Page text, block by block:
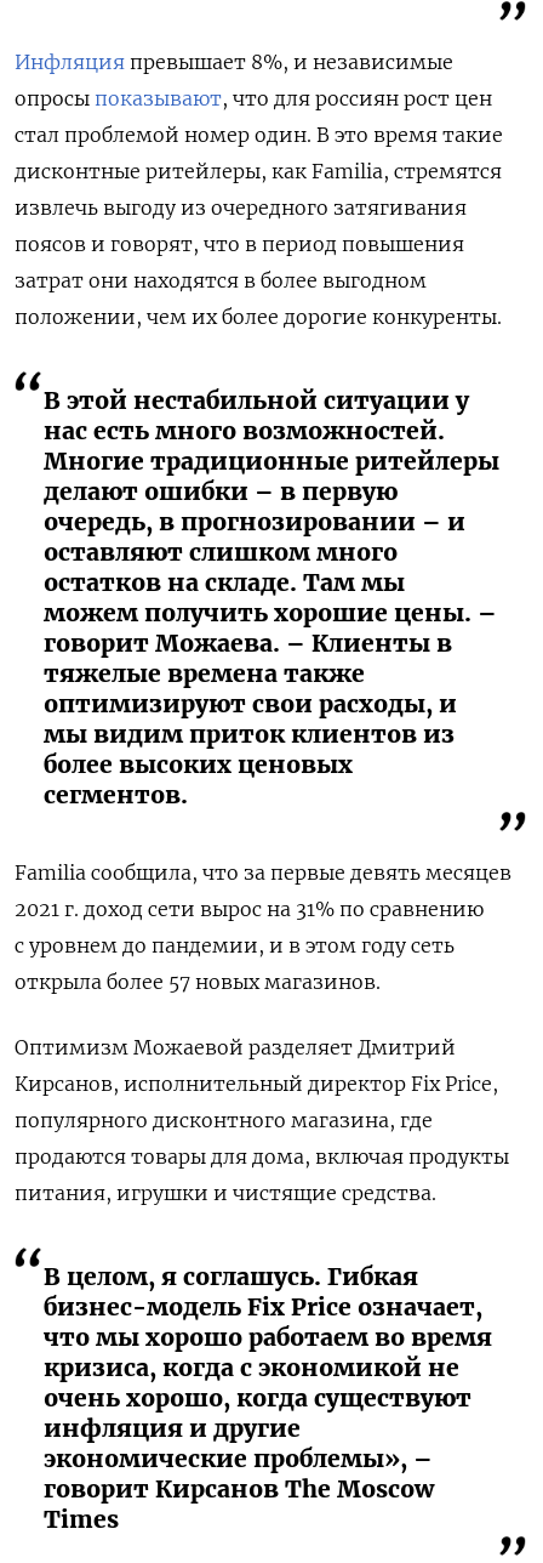
Инфляция превышает 8%, и независимые
опросы показывают, что для россиян рост цен
стал проблемой номер один. В это время такие
дисконтные ритейлеры, как Familia, стремятся
извлечь выгоду из очередного затягивания
поясов и говорят, что в период повышения
затрат они находятся в более выгодном
положении, чем их более дорогие конкуренты.
В этой нестабильной ситуации у
нас есть много возможностей.
Многие традиционные ритейлеры
делают ошибки – в первую
очередь, в прогнозировании – и
оставляют слишком много
остатков на складе. Там мы
можем получить хорошие цены. –
говорит Можаева. – Клиенты в
тяжелые времена также
оптимизируют свои расходы, и
мы видим приток клиентов из
более высоких ценовых
сегментов.
Familia сообщила, что за первые девять месяцев
2021 г. доход сети вырос на 31% по сравнению
с уровнем до пандемии, и в этом году сеть
открыла более 57 новых магазинов.
Оптимизм Можаевой разделяет Дмитрий
Кирсанов, исполнительный директор Fix Price,
популярного дисконтного магазина, где
продаются товары для дома, включая продукты
питания, игрушки и чистящие средства.
В целом, я соглашусь. Гибкая
бизнес-модель Fix Price означает,
что мы хорошо работаем во время
кризиса, когда с экономикой не
очень хорошо, когда существуют
инфляция и другие
экономические проблемы», –
говорит Кирсанов The Moscow
Times